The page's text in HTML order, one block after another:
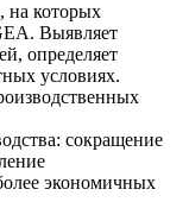
на которых
Выявляет
определяет
условиях.
сокращение
экономичных